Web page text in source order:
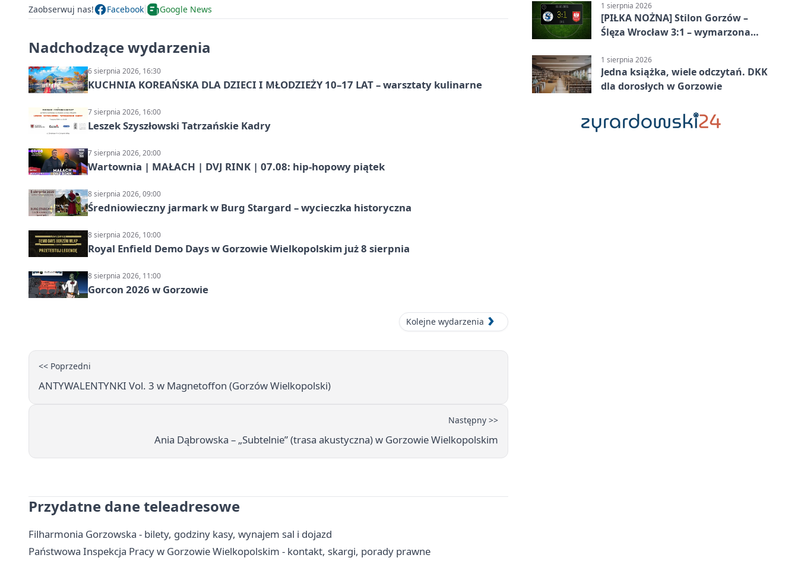
Zaobserwuj nas! Facebook Google News
Nadchodzące wydarzenia
6 sierpnia 2026, 16:30
KUCHNIA KOREAŃSKA DLA DZIECI I MŁODZIEŻY 10–17 LAT – warsztaty kulinarne
7 sierpnia 2026, 16:00
Leszek Szyszłowski Tatrzańskie Kadry
7 sierpnia 2026, 20:00
Wartownia | MAŁACH | DVJ RINK | 07.08: hip-hopowy piątek
8 sierpnia 2026, 09:00
Średniowieczny jarmark w Burg Stargard – wycieczka historyczna
8 sierpnia 2026, 10:00
Royal Enfield Demo Days w Gorzowie Wielkopolskim już 8 sierpnia
8 sierpnia 2026, 11:00
Gorcon 2026 w Gorzowie
Kolejne wydarzenia
<< Poprzedni
ANTYWALENTYNKI Vol. 3 w Magnetoffon (Gorzów Wielkopolski)
Następny >>
Ania Dąbrowska – „Subtelnie” (trasa akustyczna) w Gorzowie Wielkopolskim
Przydatne dane teleadresowe
Filharmonia Gorzowska - bilety, godziny kasy, wynajem sal i dojazd
Państwowa Inspekcja Pracy w Gorzowie Wielkopolskim - kontakt, skargi, porady prawne
1 sierpnia 2026
[PIŁKA NOŻNA] Stilon Gorzów –
Ślęza Wrocław 3:1 – wymarzona
Grupa 3 (Grupa III)
1 sierpnia 2026
Jedna książka, wiele odczytań. DKK
dla dorosłych w Gorzowie